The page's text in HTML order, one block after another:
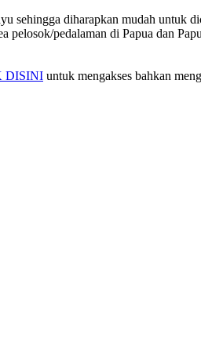
sehingga diharapkan mudah untuk
pedalaman di Papua dan
DISINI untuk mengakses bahkan